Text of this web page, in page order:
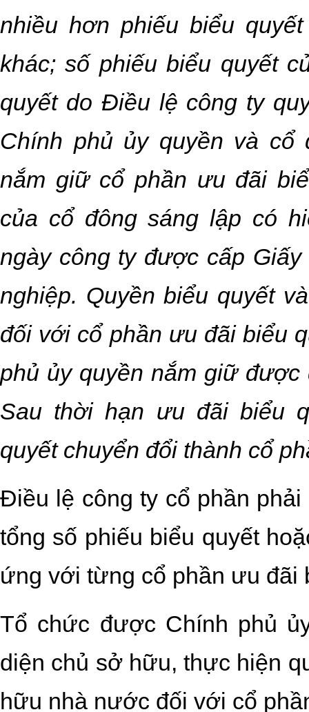
nhiều hơn phiếu biểu
khác; số phiếu biểu quyết
quyết do Điều lệ công ty
Chính phủ ủy quyền và cổ
nắm giữ cổ phần ưu đãi
của cổ đông sáng lập có
ngày công ty được cấp
nghiệp. Quyền biểu quyết
đối với cổ phần ưu đãi biểu
phủ ủy quyền nắm giữ
Sau thời hạn ưu đãi biểu
quyết chuyển đổi thành cổ
Điều lệ công ty cổ phần
tổng số phiếu biểu quyết
ứng với từng cổ phần ưu đãi
Tổ chức được Chính phủ
diện chủ sở hữu, thực hiện
hữu nhà nước đối với cổ